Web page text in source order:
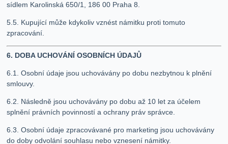
sídlem Karolinská 650/1, 186 00 Praha 8.
5.5. Kupující může kdykoliv vznést námitku proti tomuto
zpracování.
6. DOBA UCHOVÁNÍ OSOBNÍCH ÚDAJŮ
6.1. Osobní údaje jsou uchovávány po dobu nezbytnou k plnění
smlouvy.
6.2. Následně jsou uchovávány po dobu až 10 let za účelem
splnění právních povinností a ochrany práv správce.
6.3. Osobní údaje zpracovávané pro marketing jsou uchovávány
do doby odvolání souhlasu nebo vznesení námitky.